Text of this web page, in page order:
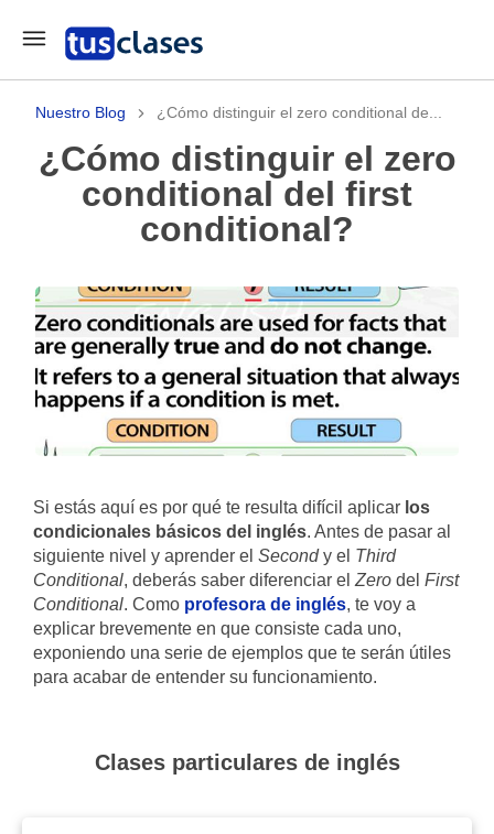
Nuestro Blog ¿Cómo distinguir el zero conditional de...
¿Cómo distinguir el zero
conditional del first
conditional?
Si estás aquí es por qué te resulta difícil aplicar los
condicionales básicos del inglés. Antes de pasar al
siguiente nivel y aprender el Secondy el Third
Conditional, deberás saber diferenciar el Zero del First
Conditional. Como profesora de inglés, te voy a
explicar brevemente en que consiste cada uno,
exponiendo una serie de ejemplos que te serán útiles
para acabar de entender su funcionamiento.
Clases particulares de inglés